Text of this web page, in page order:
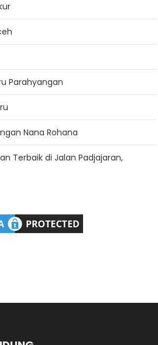
Parahyangan
Nana Rohana
Terbaik di Jalan Padjajaran,